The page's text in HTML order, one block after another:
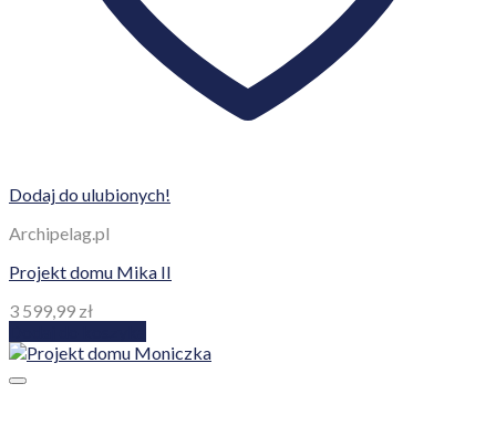
Dodaj do ulubionych!
Archipelag.pl
Projekt domu Mika II
3 599,99 zł